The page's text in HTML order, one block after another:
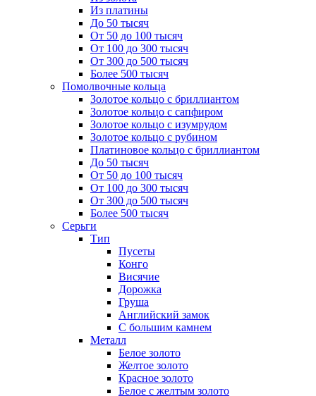
Из платины
До 50 тысяч
От 50 до 100 тысяч
От 100 до 300 тысяч
От 300 до 500 тысяч
Более 500 тысяч
Помолвочные кольца
Золотое кольцо с бриллиантом
Золотое кольцо с сапфиром
Золотое кольцо с изумрудом
Золотое кольцо с рубином
Платиновое кольцо с бриллиантом
До 50 тысяч
От 50 до 100 тысяч
От 100 до 300 тысяч
От 300 до 500 тысяч
Более 500 тысяч
Серьги
Тип
Пусеты
Конго
Висячие
Дорожка
Груша
Английский замок
С большим камнем
Металл
Белое золото
Желтое золото
Красное золото
Белое с желтым золото